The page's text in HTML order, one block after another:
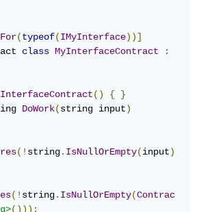
(typeof(IMyInterface))]
class MyInterfaceContract
:
() { }
DoWork(string input)
(! string. IsNullOrEmpty(input)
(! string. IsNullOrEmpty(Contrac
()));